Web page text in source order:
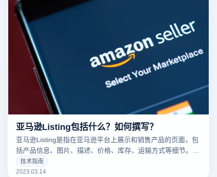
亚马逊Listing包括什么？如何撰写？
亚马逊Listing是指在亚马逊平台上展示和销售产品的页面，包
括产品信息、图片、描述、价格、库存、运输方式等细节。一
个好的亚马逊Listing可以吸引更多的潜在买家，增加销量。以
下云登录指纹浏览器关于亚马逊Listing包括什么？如何撰写？
技术指南
2023.03.14